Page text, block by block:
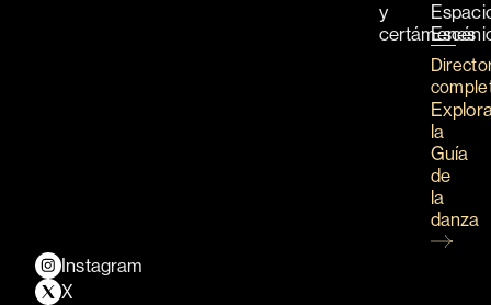
y
certámenes
la
Guía
de
la
danza
Instagram
X